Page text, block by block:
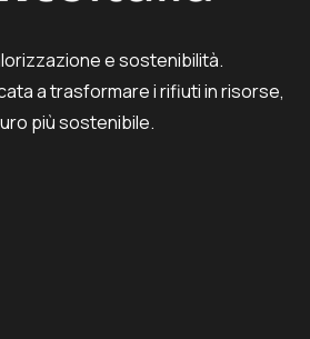
e sostenibilità.
a trasformare i rifiuti in risorse,
più sostenibile.